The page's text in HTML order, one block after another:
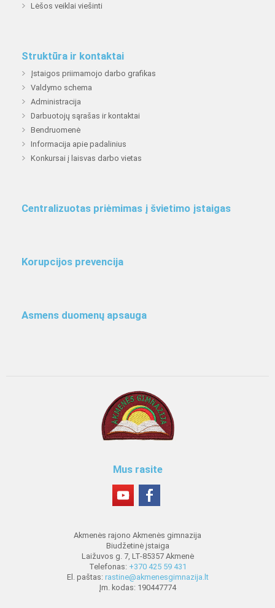
Lėšos veiklai viešinti
Struktūra ir kontaktai
Įstaigos priimamojo darbo grafikas
Valdymo schema
Administracija
Darbuotojų sąrašas ir kontaktai
Bendruomenė
Informacija apie padalinius
Konkursai į laisvas darbo vietas
Centralizuotas priėmimas į švietimo įstaigas
Korupcijos prevencija
Asmens duomenų apsauga
Mus rasite
Akmenės rajono Akmenės gimnazija
Biudžetinė įstaiga
Laižuvos g. 7, LT-85357 Akmenė
Telefonas: +370 425 59 431
El. paštas: rastine@akmenesgimnazija.lt
Įm. kodas: 190447774